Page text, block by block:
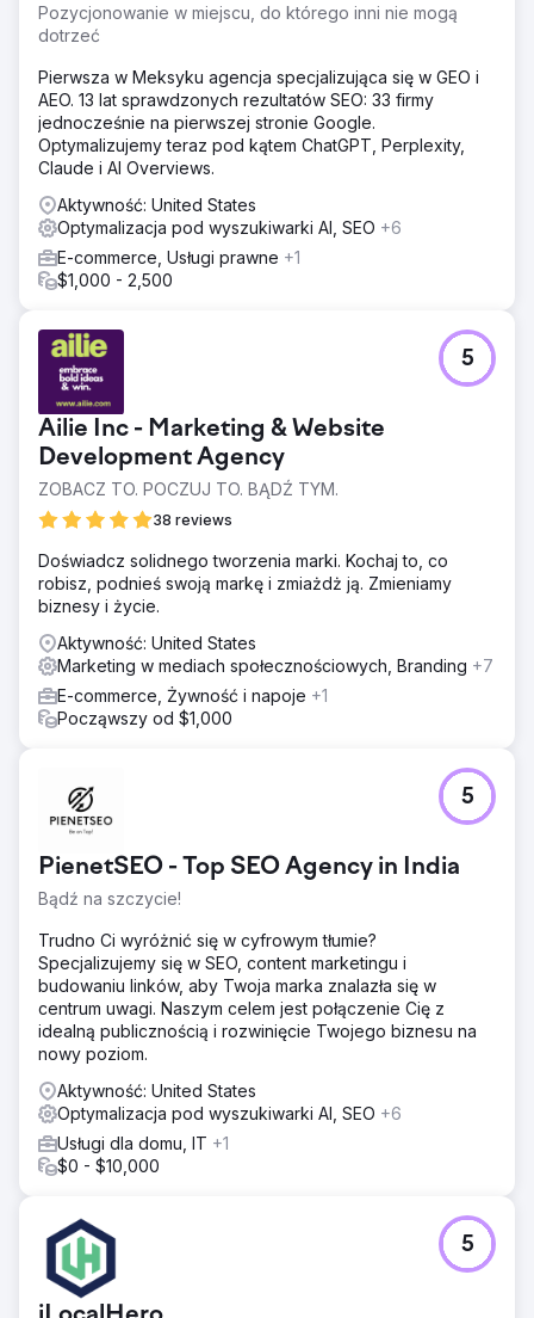
Pozycjonowanie w miejscu, do którego inni nie mogą
dotrzeć
Pierwsza w Meksyku agencja specjalizująca się w GEO i
AEO. 13 lat sprawdzonych rezultatów SEO: 33 firmy
jednocześnie na pierwszej stronie Google.
Optymalizujemy teraz pod kątem ChatGPT, Perplexity,
Claude i AI Overviews.
Aktywność: United States
Optymalizacja pod wyszukiwarki AI, SEO +6
E-commerce, Usługi prawne +1
$1,000 - 2,500
Ailie Inc - Marketing & Website
Development Agency
ZOBACZ TO. POCZUJ TO. BĄDŹ TYM.
38 reviews
5
Doświadcz solidnego tworzenia marki. Kochaj to, co
robisz, podnieś swoją markę i zmiażdż ją. Zmieniamy
biznesy i życie.
Aktywność: United States
Marketing w mediach społecznościowych, Branding +7
E-commerce, Żywność i napoje +1
Począwszy od $1,000
PienetSEO - Top SEO Agency in India
Bądź na szczycie!
5
Trudno Ci wyróżnić się w cyfrowym tłumie?
Specjalizujemy się w SEO, content marketingu i
budowaniu linków, aby Twoja marka znalazła się w
centrum uwagi. Naszym celem jest połączenie Cię z
idealną publicznością i rozwinięcie Twojego biznesu na
nowy poziom.
Aktywność: United States
Optymalizacja pod wyszukiwarki AI, SEO +6
Usługi dla domu, IT +1
$0 - $10,000
5